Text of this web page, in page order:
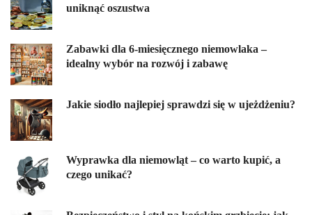
uniknąć oszustwa
Zabawki dla 6-miesięcznego niemowlaka –
idealny wybór na rozwój i zabawę
Jakie siodło najlepiej sprawdzi się w ujeżdżeniu?
Wyprawka dla niemowląt – co warto kupić, a
czego unikać?